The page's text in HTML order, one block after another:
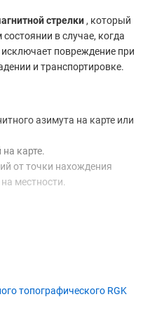
стрелки , который
в случае, когда
повреждение при
и транспортировке.
азимута на карте или
карте.
от точки нахождения
местности.
полушария.
с помощью формы обратной
топографического RGK